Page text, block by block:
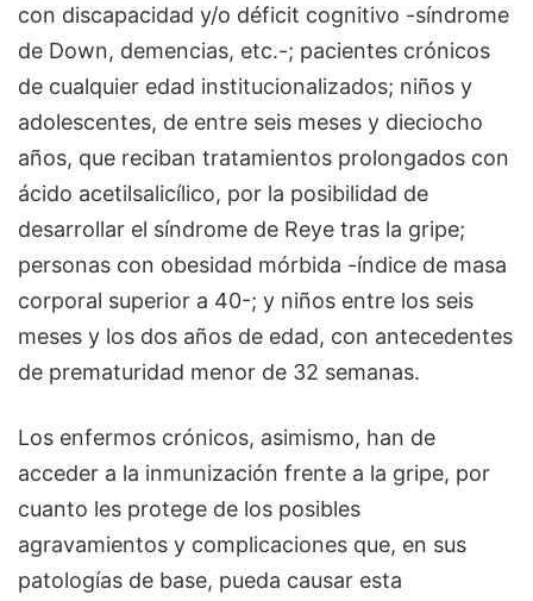
con discapacidad y/o déficit cognitivo -síndrome
de Down, demencias, etc.-; pacientes crónicos
de cualquier edad institucionalizados; niños y
adolescentes, de entre seis meses y dieciocho
años, que reciban tratamientos prolongados con
ácido acetilsalicílico, por la posibilidad de
desarrollar el síndrome de Reye tras la gripe;
personas con obesidad mórbida -índice de masa
corporal superior a 40-; y niños entre los seis
meses y los dos años de edad, con antecedentes
de prematuridad menor de 32 semanas.
Los enfermos crónicos, asimismo, han de
acceder a la inmunización frente a la gripe, por
cuanto les protege de los posibles
agravamientos y complicaciones que, en sus
patologías de base, pueda causar esta